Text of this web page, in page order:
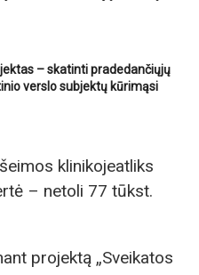
– skatinti pradedančiųjų
verslo subjektų kūrimąsi
klinikojeatliks
– netoli 77 tūkst.
projektą „Sveikatos